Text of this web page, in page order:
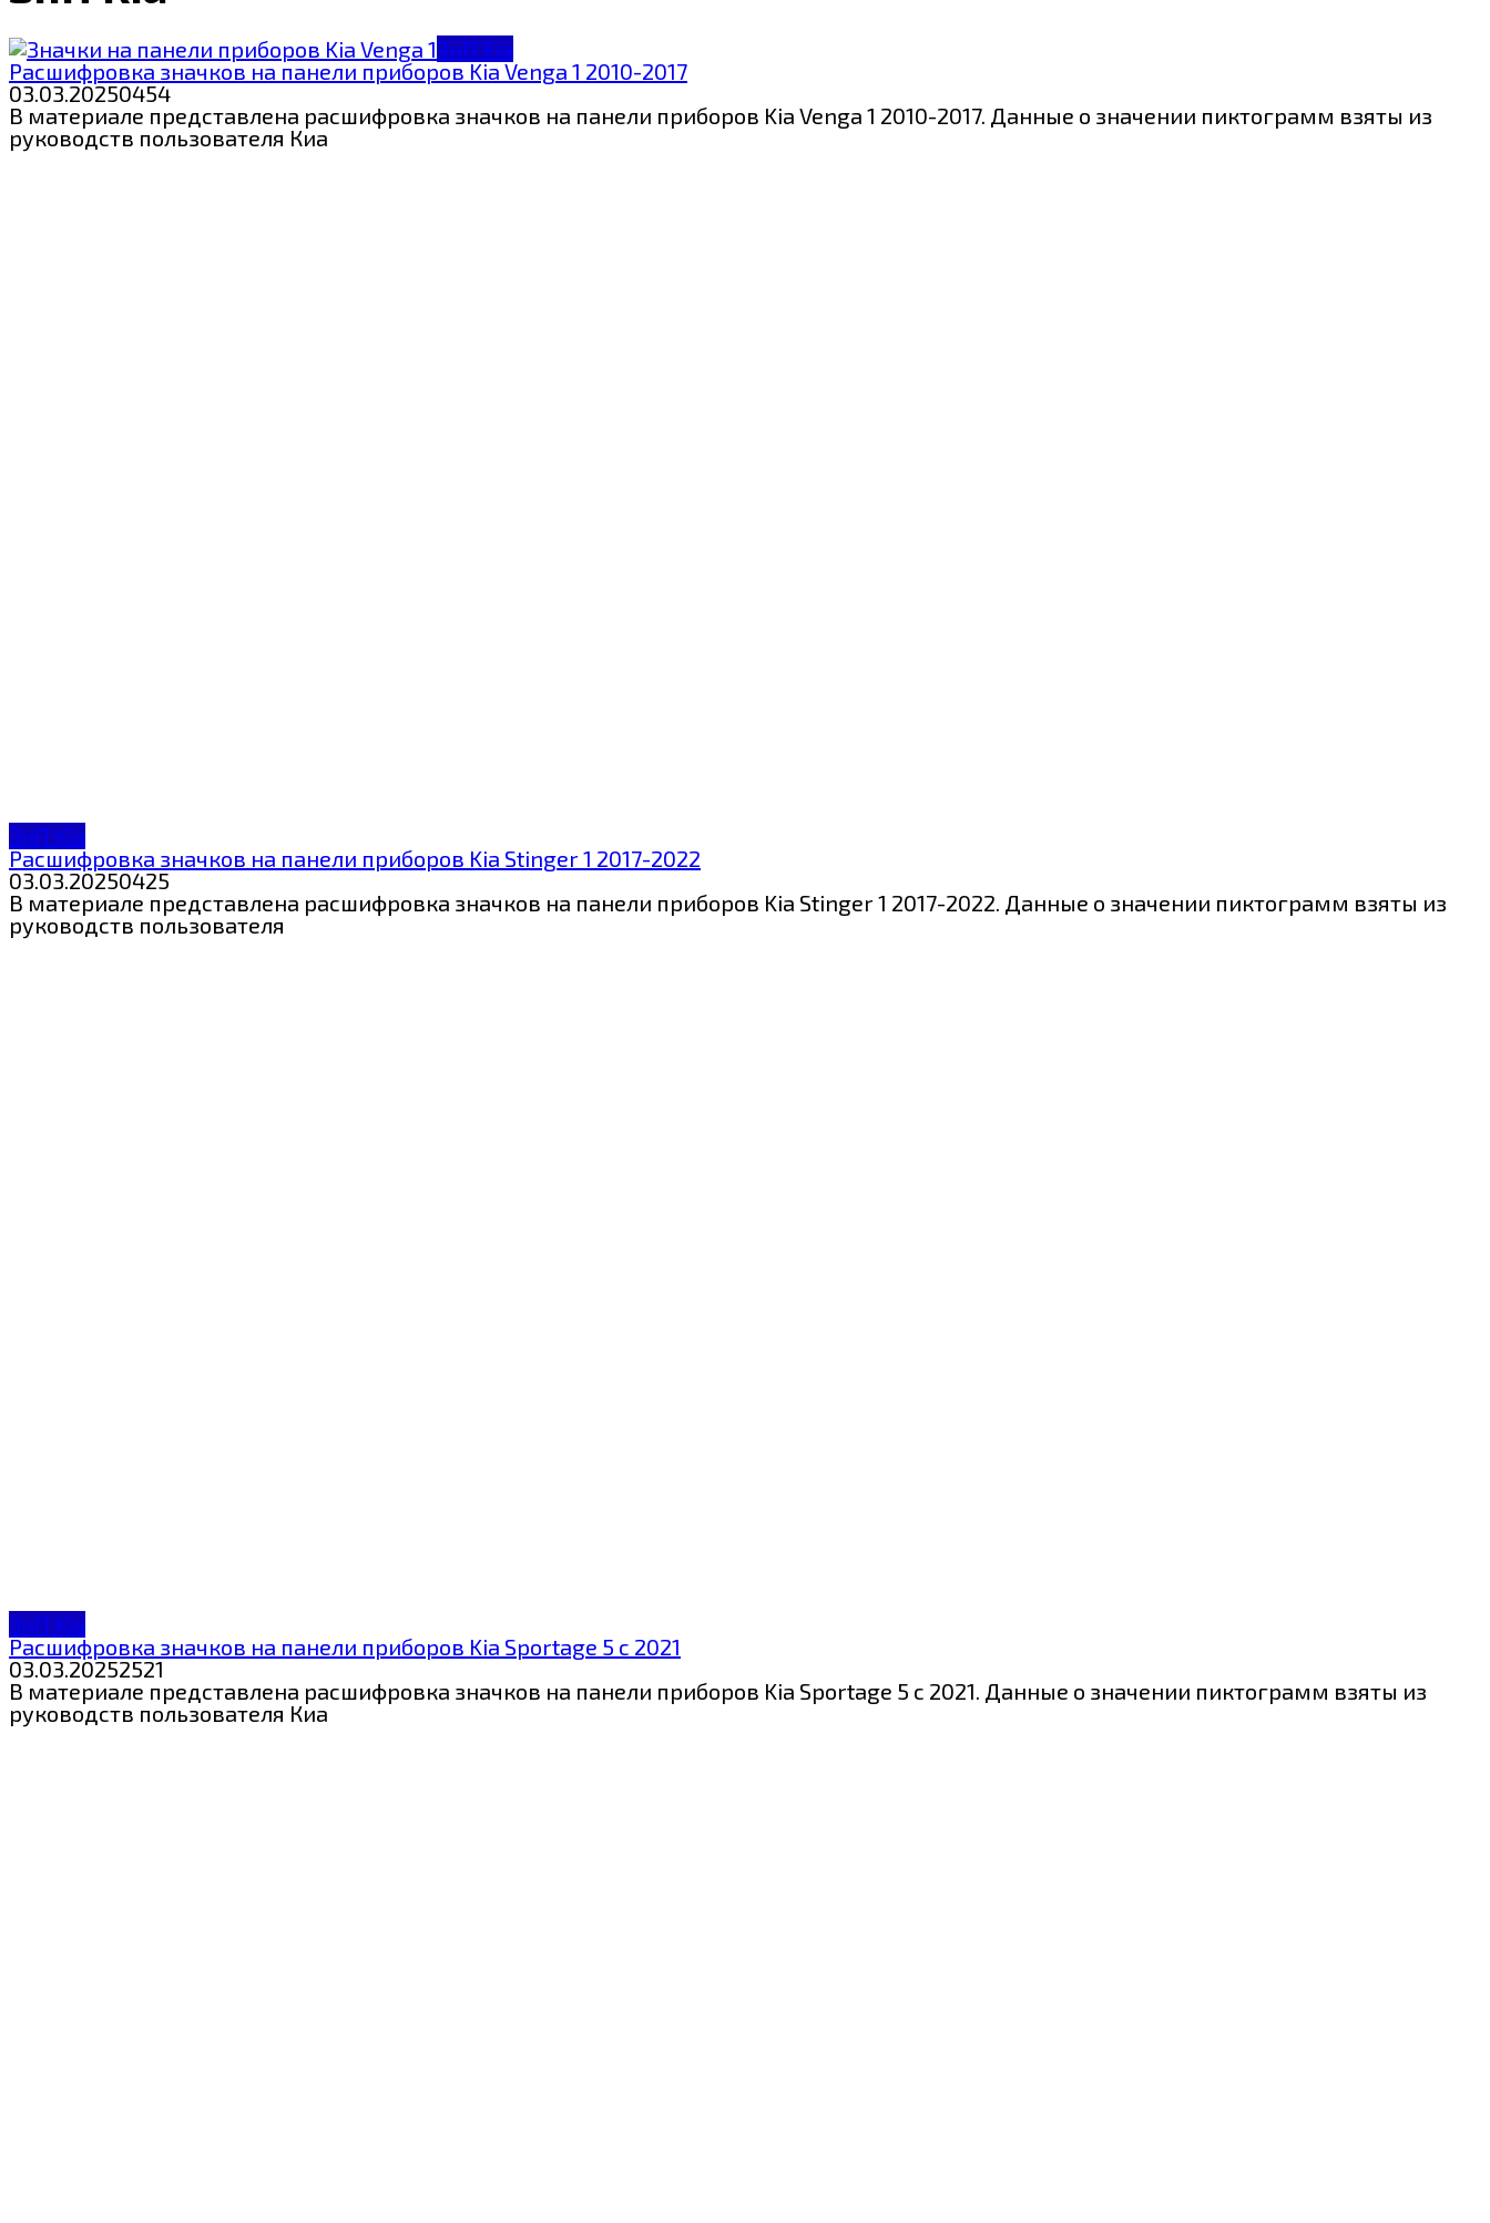
ЗнП Kia
Расшифровка значков на панели приборов Kia Venga 1 2010-2017
03.03.20250454
В материале представлена расшифровка значков на панели приборов Kia Venga 1 2010-2017. Данные о значении пиктограмм взяты из
руководств пользователя Киа
ЗнП Kia
Расшифровка значков на панели приборов Kia Stinger 1 2017-2022
03.03.20250425
В материале представлена расшифровка значков на панели приборов Kia Stinger 1 2017-2022. Данные о значении пиктограмм взяты из
руководств пользователя
ЗнП Kia
Расшифровка значков на панели приборов Kia Sportage 5 с 2021
03.03.20252521
В материале представлена расшифровка значков на панели приборов Kia Sportage 5 с 2021. Данные о значении пиктограмм взяты из
руководств пользователя Киа